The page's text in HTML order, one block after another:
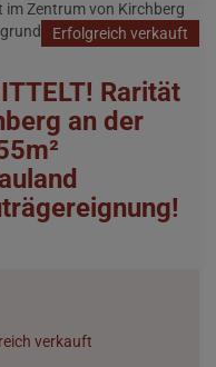
Erfolgreich verkauft
Rarität
an der
verkauft